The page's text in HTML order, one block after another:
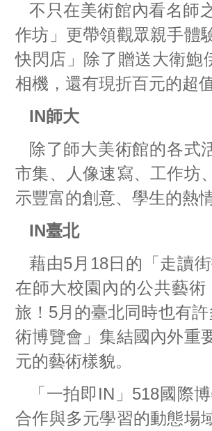
不只在美術館內看名師
作坊」更帶領觀眾親手體
快閃店」除了贈送大衛鮑
相機，還有現折百元的超
IN師大
除了師大美術館的各式
市集、人像速寫、工作坊
示豐富的創意、學生的熱
IN臺北
藉由5月18日的「走讀
在師大校園內的公共藝
旅！5月的臺北同時也有
術博覽會」集結國內外重
元的藝術樣貌。
「一拍即IN」518國際
合作與多元學習的動態場